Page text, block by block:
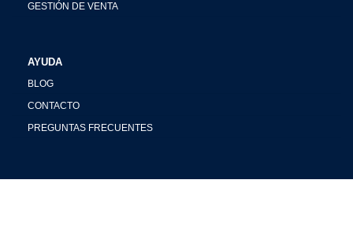
GESTIÓN DE VENTA
AYUDA
BLOG
CONTACTO
PREGUNTAS FRECUENTES